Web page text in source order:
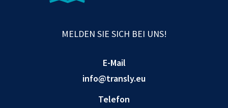
MELDEN SIE SICH BEI UNS!
E-Mail
info@transly.eu
Telefon